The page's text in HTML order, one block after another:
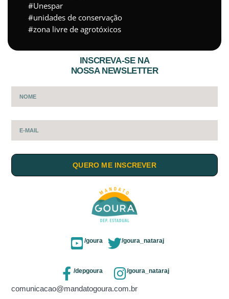
Unespar
unidades de conservação
zona livre de agrotóxicos
INSCREVA-SE NA
NOSSA NEWSLETTER
QUERO ME INSCREVER
/goura /goura_nataraj
/depgoura /goura_nataraj
comunicacao@mandatogoura.com.br